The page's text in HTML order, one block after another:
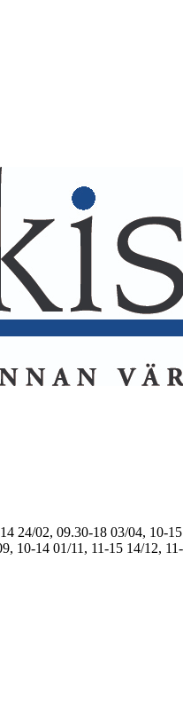
24/02, 09.30-18 03/04, 10-15
10-14 01/11, 11-15 14/12,